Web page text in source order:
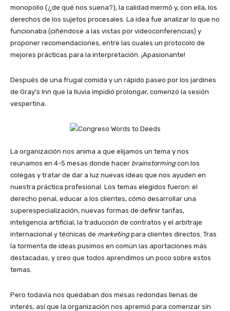
monopolio (¿de qué nos suena?), la calidad mermó y, con ella, los
derechos de los sujetos procesales. La idea fue analizar lo que no
funcionaba (ciñéndose a las vistas por videoconferencias) y
proponer recomendaciones, entre las cuales un protocolo de
mejores prácticas para la interpretación. ¡Apasionante!
Después de una frugal comida y un rápido paseo por los jardines
de Gray’s Inn que la lluvia impidió prolongar, comenzó la sesión
vespertina.
La organización nos anima a que elijamos un tema y nos
reunamos en 4-5 mesas donde hacer brainstormingcon los
colegas y tratar de dar a luz nuevas ideas que nos ayuden en
nuestra práctica profesional. Los temas elegidos fueron: el
derecho penal, educar a los clientes, cómo desarrollar una
superespecialización, nuevas formas de definir tarifas,
inteligencia artificial, la traducción de contratos y el arbitraje
internacional y técnicas de marketingpara clientes directos. Tras
la tormenta de ideas pusimos en común las aportaciones más
destacadas, y creo que todos aprendimos un poco sobre estos
temas.
Pero todavía nos quedaban dos mesas redondas llenas de
interés, así que la organización nos apremió para comenzar sin